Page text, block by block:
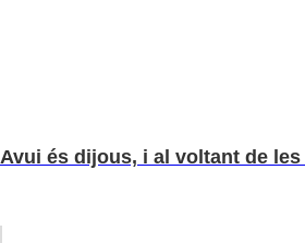
Avui és dijous, i al voltant de les